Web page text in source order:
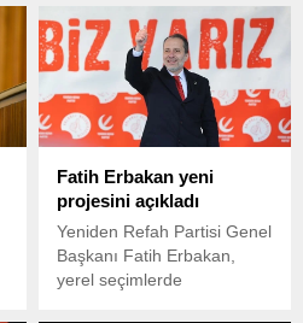
açıklamada İstanbul
Büyükşehir Belediye
Başkanı Ekrem
İmamoğlu’nu hedef alarak
sert eleştirilerde bulundu.
Fatih Erbakan yeni
projesini açıkladı
Yeniden Refah Partisi Genel
Başkanı Fatih Erbakan,
yerel seçimlerde